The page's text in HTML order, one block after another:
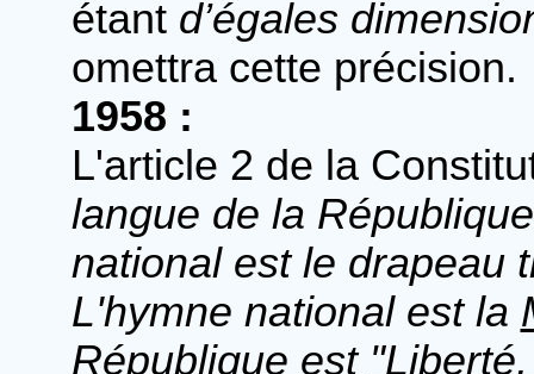
étant d’égales
omettra cette précision.
1958 :
L'article 2 de la
langue de la
national est le drapeau
L'hymne national est la
République est